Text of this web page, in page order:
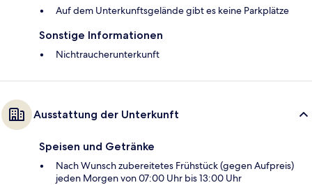
Auf dem Unterkunftsgelände gibt es keine Parkplätze
Sonstige Informationen
Nichtraucherunterkunft
Ausstattung der Unterkunft
Speisen und Getränke
Nach Wunsch zubereitetes Frühstück (gegen Aufpreis)
jeden Morgen von 07:00 Uhr bis 13:00 Uhr